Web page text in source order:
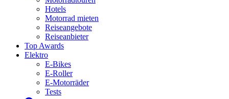
Hotels
Motorrad mieten
Reiseangebote
Reiseanbieter
Top Awards
Elektro
E-Bikes
E-Roller
E-Motorräder
Tests